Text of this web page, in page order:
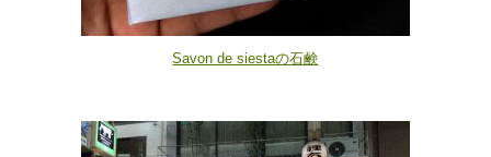
Savon de siestaの石鹸